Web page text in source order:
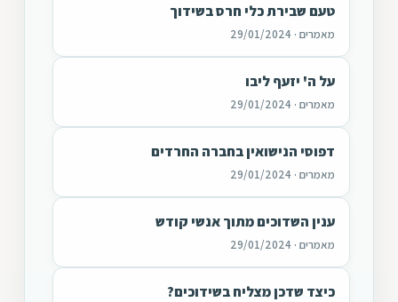
טעם שבירת כלי חרס בשידוך
מאמרים · 29/01/2024
על ה' יזעף ליבו
מאמרים · 29/01/2024
דפוסי הנישואין בחברה החרדים
מאמרים · 29/01/2024
ענין השדוכים מתוך אנשי קודש
מאמרים · 29/01/2024
כיצד שדכן מצליח בשידוכים?